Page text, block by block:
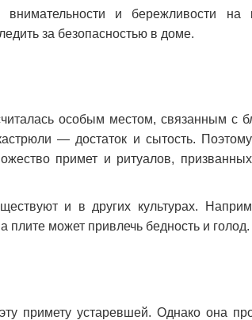
и бережливости
за безопасностью в доме.
особым местом, связанным с
— достаток и сытость. Поэтому
примет и ритуалов,
и в других культурах.
плите может привлечь бедность и голод.
примету устаревшей. Однако она